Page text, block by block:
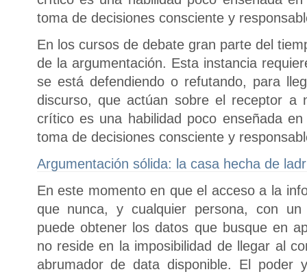
toma de decisiones consciente y
En los cursos de debate gran parte del
de la argumentación. Esta instancia
se está defendiendo o refutando, para
discurso, que actúan sobre el receptor a
crítico es una habilidad poco enseñada
toma de decisiones consciente y
Argumentación sólida: la casa hecha de
En este momento en que el acceso a la
que nunca, y cualquier persona, con
puede obtener los datos que busque en
no reside en la imposibilidad de llegar al
abrumador de data disponible. El